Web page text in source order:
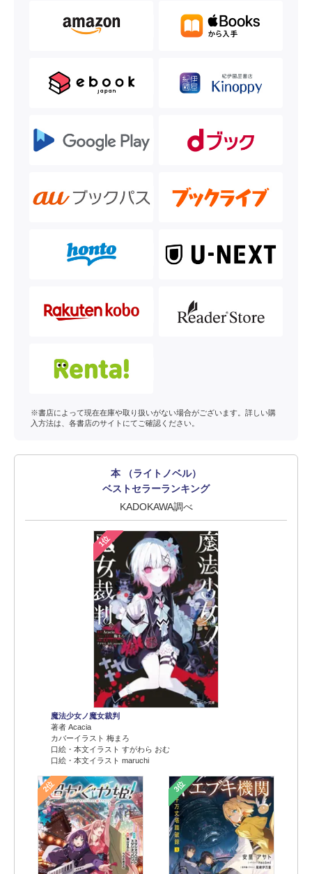
※書店によって現在在庫や取り扱いがない場合がございます。詳しい購
入方法は、各書店のサイトにてご確認ください。
本 （ライトノベル）
ベストセラーランキング
KADOKAWA調べ
1位
魔法少女ノ魔女裁判
著者 Acacia
カバーイラスト 梅まろ
口絵・本文イラスト すがわら おむ
口絵・本文イラスト maruchi
2位 3位